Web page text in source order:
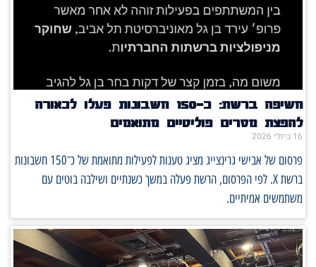
חשיפה ברשת: כ־150 חשבונות פעלו לכאורה
להפצת מסרים פוליטיים מתואמים
16 ביולי 2026
פרסום של אבישי גרינצייג מציג טענות לפעילות מתואמת של כ־150 חשבונות
ברשת X. לפי הפרסום, הרשת פעלה במשך כשנתיים ושילבה בוטים עם
משתמשים אמיתיים.